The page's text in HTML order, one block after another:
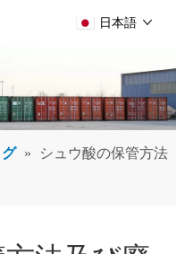
日本語
»
シュウ酸の保管方法